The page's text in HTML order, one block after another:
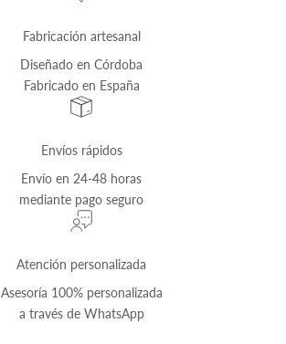
Fabricación artesanal
Diseñado en Córdoba
Fabricado en España
Envíos rápidos
Envío en 24-48 horas
mediante pago seguro
Atención personalizada
Asesoría 100% personalizada
a través de WhatsApp